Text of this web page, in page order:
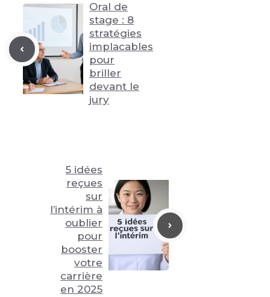
Oral de
stage : 8
stratégies
implacables
pour
briller
devant le
jury
5 idées
reçues
sur
l’intérim à
oublier
pour
booster
votre
carrière
en 2025